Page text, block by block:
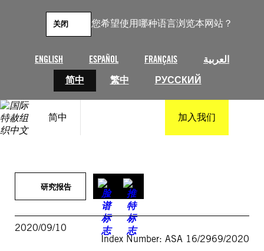
您希望使用哪种语言浏览本网站？
ENGLISH ESPAÑOL FRANÇAIS
العربية
简中
繁中 РУССКИЙ
关闭
简中 加入我们
研究报告
2020/09/10
Index Number: ASA 16/2969/2020